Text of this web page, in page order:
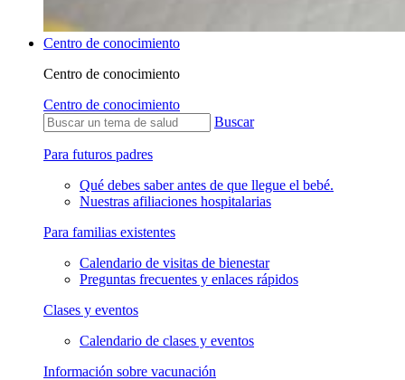
Centro de conocimiento
Centro de conocimiento
Centro de conocimiento
Buscar
Para futuros padres
Qué debes saber antes de que llegue el bebé.
Nuestras afiliaciones hospitalarias
Para familias existentes
Calendario de visitas de bienestar
Preguntas frecuentes y enlaces rápidos
Clases y eventos
Calendario de clases y eventos
Información sobre vacunación